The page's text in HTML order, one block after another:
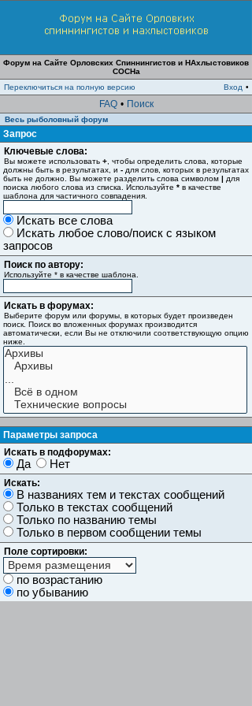
Форум на Сайте Орловских Спиннингистов и НАхлыстовиков
СОСНа
Переключиться на полную версию
Вход •
FAQ • Поиск
Весь рыболовный форум
Запрос
Ключевые слова:
Вы можете использовать + , чтобы определить слова, которые
должны быть в результатах, и - для слов, которых в результатах
быть не должно. Вы можете разделить слова символом | для
поиска любого слова из списка. Используйте * в качестве
шаблона для частичного совпадения.
Искать все слова
Искать любое слово/поиск с языком
запросов
Поиск по автору:
Используйте * в качестве шаблона.
Искать в форумах:
Выберите форум или форумы, в которых будет произведен
поиск. Поиск во вложенных форумах производится
автоматически, если Вы не отключили соответствующую опцию
ниже.
Параметры запроса
Искать в подфорумах:
Да Нет
Искать:
В названиях тем и текстах сообщений
Только в текстах сообщений
Только по названию темы
Только в первом сообщении темы
Поле сортировки:
по возрастанию
по убыванию